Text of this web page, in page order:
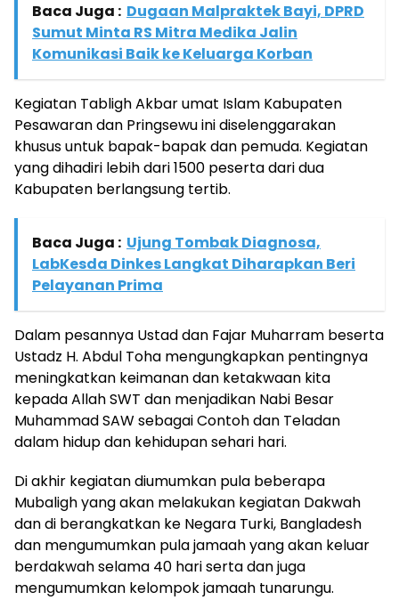
Baca Juga : Dugaan Malpraktek Bayi, DPRD
Sumut Minta RS Mitra Medika Jalin
Komunikasi Baik ke Keluarga Korban
Kegiatan Tabligh Akbar umat Islam Kabupaten
Pesawaran dan Pringsewu ini diselenggarakan
khusus untuk bapak-bapak dan pemuda. Kegiatan
yang dihadiri lebih dari 1500 peserta dari dua
Kabupaten berlangsung tertib.
Baca Juga : Ujung Tombak Diagnosa,
LabKesda Dinkes Langkat Diharapkan Beri
Pelayanan Prima
Dalam pesannya Ustad dan Fajar Muharram beserta
Ustadz H. Abdul Toha mengungkapkan pentingnya
meningkatkan keimanan dan ketakwaan kita
kepada Allah SWT dan menjadikan Nabi Besar
Muhammad SAW sebagai Contoh dan Teladan
dalam hidup dan kehidupan sehari hari.
Di akhir kegiatan diumumkan pula beberapa
Mubaligh yang akan melakukan kegiatan Dakwah
dan di berangkatkan ke Negara Turki, Bangladesh
dan mengumumkan pula jamaah yang akan keluar
berdakwah selama 40 hari serta dan juga
mengumumkan kelompok jamaah tunarungu.